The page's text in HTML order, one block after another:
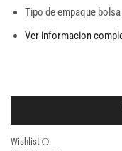
Tipo de empaque
Ver informacion
Wishlist